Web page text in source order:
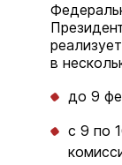
в
до 9
с 9 по